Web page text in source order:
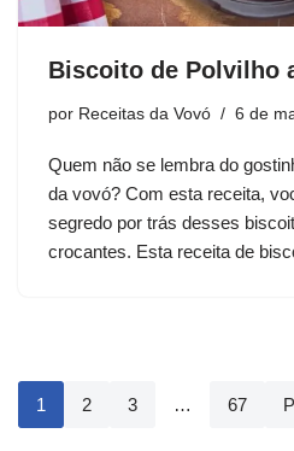
Biscoito de Polvilho
por Receitas da Vovó 6 de
Quem não se lembra do
da vovó? Com esta receita,
segredo por trás desses
crocantes. Esta receita de
1 2 3 … 67